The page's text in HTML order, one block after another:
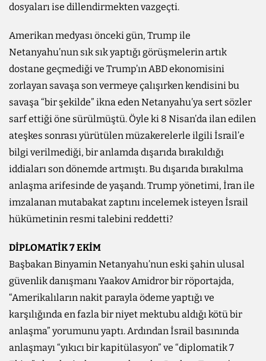
dosyaları ise dillendirmekten vazgeçti.
Amerikan medyası önceki gün, Trump ile
Netanyahu’nun sık sık yaptığı görüşmelerin artık
dostane geçmediği ve Trump’ın ABD ekonomisini
zorlayan savaşa son vermeye çalışırken kendisini bu
savaşa “bir şekilde” ikna eden Netanyahu’ya sert sözler
sarf ettiği öne sürülmüştü. Öyle ki 8 Nisan’da ilan edilen
ateşkes sonrası yürütülen müzakerelerle ilgili İsrail’e
bilgi verilmediği, bir anlamda dışarıda bırakıldığı
iddiaları son dönemde artmıştı. Bu dışarıda bırakılma
anlaşma arifesinde de yaşandı. Trump yönetimi, İran ile
imzalanan mutabakat zaptını incelemek isteyen İsrail
hükümetinin resmi talebini reddetti?
DİPLOMATİK 7 EKİM
Başbakan Binyamin Netanyahu’nun eski şahin ulusal
güvenlik danışmanı Yaakov Amidror bir röportajda,
“Amerikalıların nakit parayla ödeme yaptığı ve
karşılığında en fazla bir niyet mektubu aldığı kötü bir
anlaşma” yorumunu yaptı. Ardından İsrail basınında
anlaşmayı “yıkıcı bir kapitülasyon” ve “diplomatik 7